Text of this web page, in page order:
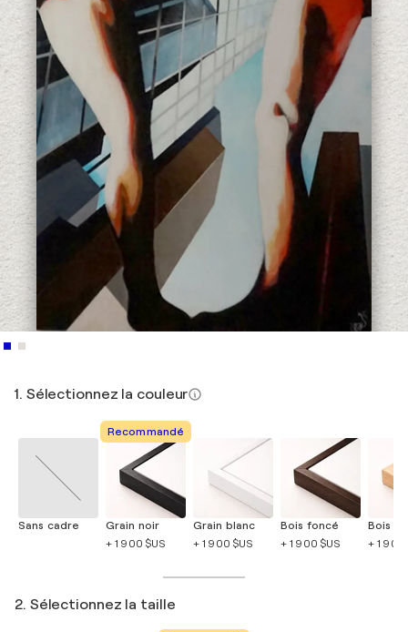
1. Sélectionnez la couleur
Sans cadre
Recommandé
Grain noir
+ 1 900 $US
Grain blanc
+ 1 900 $US
Bois foncé
+ 1 900 $US
Bois
+ 1 900
2. Sélectionnez la taille